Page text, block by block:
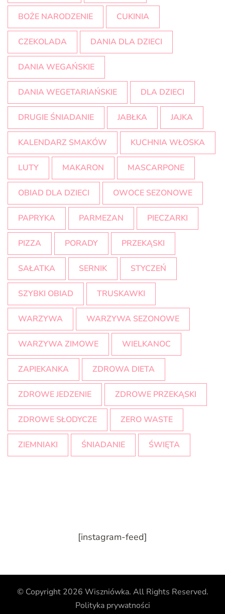
BOŻE NARODZENIE CUKINIA
CZEKOLADA DANIA DLA DZIECI
DANIA WEGAŃSKIE
DANIA WEGETARIAŃSKIE DLA DZIECI
DRUGIE ŚNIADANIE JABŁKA JAJKA
KALENDARZ SMAKÓW KUCHNIA WŁOSKA
LUTY MAKARON MASCARPONE
OBIAD DLA DZIECI OWOCE SEZONOWE
PAPRYKA PARMEZAN PIECZARKI
PIZZA PORADY PRZEKĄSKI
SAŁATKA SERNIK STYCZEŃ
SZYBKI OBIAD TRUSKAWKI
WARZYWA WARZYWA SEZONOWE
WARZYWA ZIMOWE WIELKANOC
ZAPIEKANKA ZDROWA DIETA
ZDROWE JEDZENIE ZDROWE PRZEKĄSKI
ZDROWE SŁODYCZE ZERO WASTE
ZIEMNIAKI ŚNIADANIE ŚWIĘTA
[instagram-feed]
© Copyright 2026 Wiszniówka. All Rights Reserved.
Polityka prywatności